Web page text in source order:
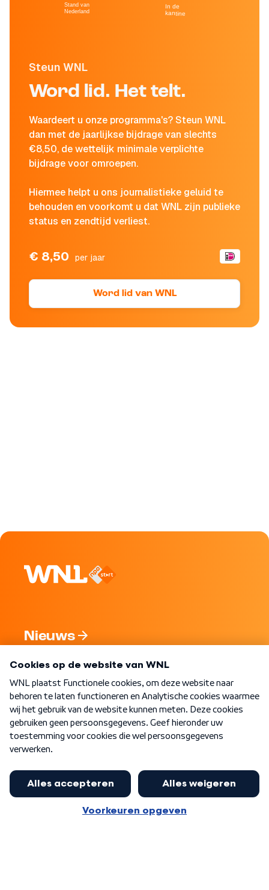
Steun WNL
Word lid. Het telt.
Waardeert u onze programma's? Steun WNL
dan met de jaarlijkse bijdrage van slechts
€8,50, de wettelijk minimale verplichte
bijdrage voor omroepen.
Hiermee helpt u ons journalistieke geluid te
behouden en voorkomt u dat WNL zijn publieke
status en zendtijd verliest.
€ 8,50 per jaar
Word lid van WNL
Stand van
Nederland
In de
kantine
Nieuws
Nieuwsbrief
Word Lid